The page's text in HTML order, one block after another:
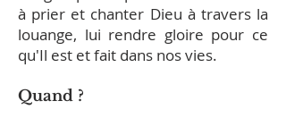
à prier et chanter Dieu à travers la
louange, lui rendre gloire pour ce
qu'Il est et fait dans nos vies.
Quand ?